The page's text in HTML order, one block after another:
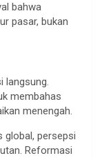
bahwa
pasar, bukan
langsung.
membahas
menengah.
global, persepsi
Reformasi